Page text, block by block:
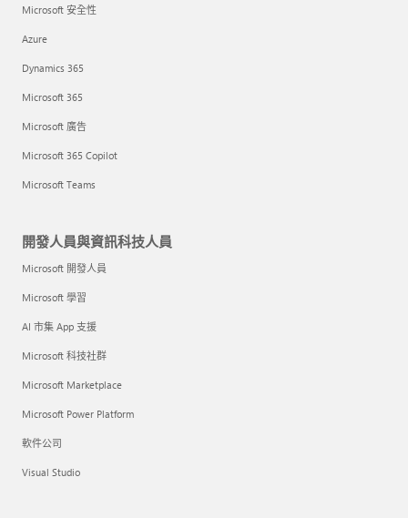
Microsoft 安全性
Azure
Dynamics 365
Microsoft 365
Microsoft 廣告
Microsoft 365 Copilot
Microsoft Teams
開發人員與資訊科技人員
Microsoft 開發人員
Microsoft 學習
AI 市集 App 支援
Microsoft 科技社群
Microsoft Marketplace
Microsoft Power Platform
軟件公司
Visual Studio